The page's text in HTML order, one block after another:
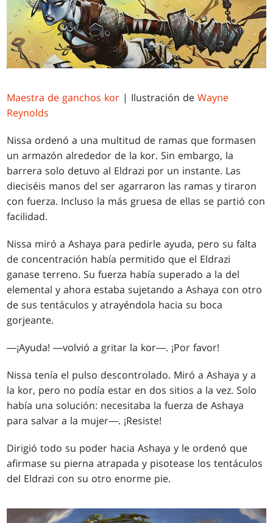
Maestra de ganchos kor | Ilustración deWayne
Reynolds
Nissa ordenó a una multitud de ramas que formasen
un armazón alrededor de la kor. Sin embargo, la
barrera solo detuvo al Eldrazi por un instante. Las
dieciséis manos del ser agarraron las ramas y tiraron
con fuerza. Incluso la más gruesa de ellas se partió con
facilidad.
Nissa miró a Ashaya para pedirle ayuda, pero su falta
de concentración había permitido que el Eldrazi
ganase terreno. Su fuerza había superado a la del
elemental y ahora estaba sujetando a Ashaya con otro
de sus tentáculos y atrayéndola hacia su boca
gorjeante.
―¡Ayuda! ―volvió a gritar la kor―. ¡Por favor!
Nissa tenía el pulso descontrolado. Miró a Ashaya y a
la kor, pero no podía estar en dos sitios a la vez. Solo
había una solución: necesitaba la fuerza de Ashaya
para salvar a la mujer―. ¡Resiste!
Dirigió todo su poder hacia Ashaya y le ordenó que
afirmase su pierna atrapada y pisotease los tentáculos
del Eldrazi con su otro enorme pie.